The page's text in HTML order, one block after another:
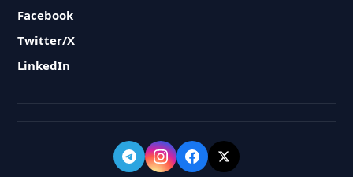
Facebook
Twitter/X
LinkedIn